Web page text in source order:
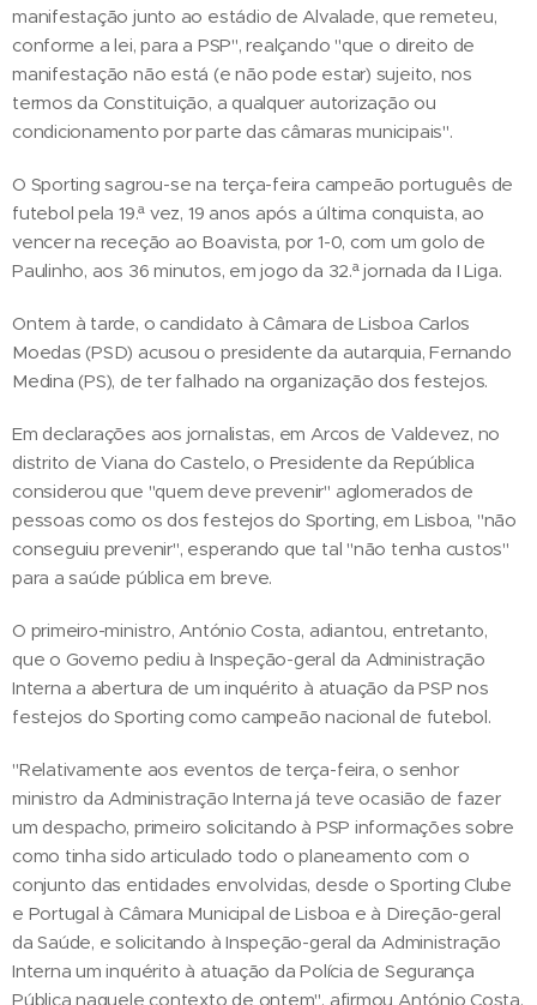
manifestação junto ao estádio de Alvalade, que remeteu,
conforme a lei, para a PSP", realçando "que o direito de
manifestação não está (e não pode estar) sujeito, nos
termos da Constituição, a qualquer autorização ou
condicionamento por parte das câmaras municipais".
O Sporting sagrou-se na terça-feira campeão português de
futebol pela 19.ª vez, 19 anos após a última conquista, ao
vencer na receção ao Boavista, por 1-0, com um golo de
Paulinho, aos 36 minutos, em jogo da 32.ª jornada da I Liga.
Ontem à tarde, o candidato à Câmara de Lisboa Carlos
Moedas (PSD) acusou o presidente da autarquia, Fernando
Medina (PS), de ter falhado na organização dos festejos.
Em declarações aos jornalistas, em Arcos de Valdevez, no
distrito de Viana do Castelo, o Presidente da República
considerou que "quem deve prevenir" aglomerados de
pessoas como os dos festejos do Sporting, em Lisboa, "não
conseguiu prevenir", esperando que tal "não tenha custos"
para a saúde pública em breve.
O primeiro-ministro, António Costa, adiantou, entretanto,
que o Governo pediu à Inspeção-geral da Administração
Interna a abertura de um inquérito à atuação da PSP nos
festejos do Sporting como campeão nacional de futebol.
"Relativamente aos eventos de terça-feira, o senhor
ministro da Administração Interna já teve ocasião de fazer
um despacho, primeiro solicitando à PSP informações sobre
como tinha sido articulado todo o planeamento com o
conjunto das entidades envolvidas, desde o Sporting Clube
e Portugal à Câmara Municipal de Lisboa e à Direção-geral
da Saúde, e solicitando à Inspeção-geral da Administração
Interna um inquérito à atuação da Polícia de Segurança
Pública naquele contexto de ontem", afirmou António Costa.